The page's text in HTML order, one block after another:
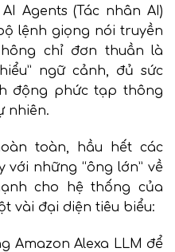
Agents (Tác nhân AI)
lệnh giọng nói truyền
chỉ đơn thuần là
ngữ cảnh, đủ sức
động phức tạp thông
nhiên.
toàn, hầu hết các
với những “ông lớn” về
cho hệ thống của
vài đại diện tiêu biểu:
Amazon Alexa LLM để